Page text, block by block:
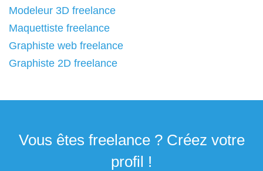
Modeleur 3D freelance
Maquettiste freelance
Graphiste web freelance
Graphiste 2D freelance
Vous êtes freelance ? Créez votre
profil !